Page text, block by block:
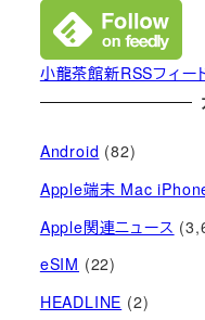
小龍茶館新RSSフィー
Android (82)
Apple端末 Mac
Apple関連ニュース
eSIM (22)
HEADLINE (2)